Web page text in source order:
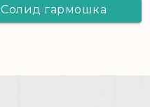
Солид гармошка